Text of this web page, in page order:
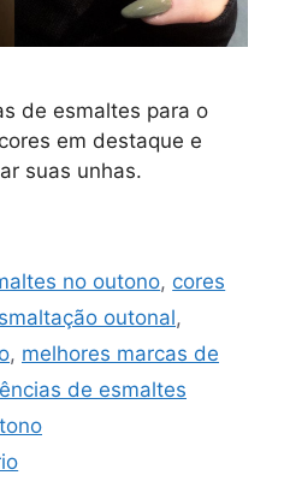
de esmaltes para o
em destaque e
suas unhas.
no outono, cores
outonal,
, melhores marcas de
de esmaltes